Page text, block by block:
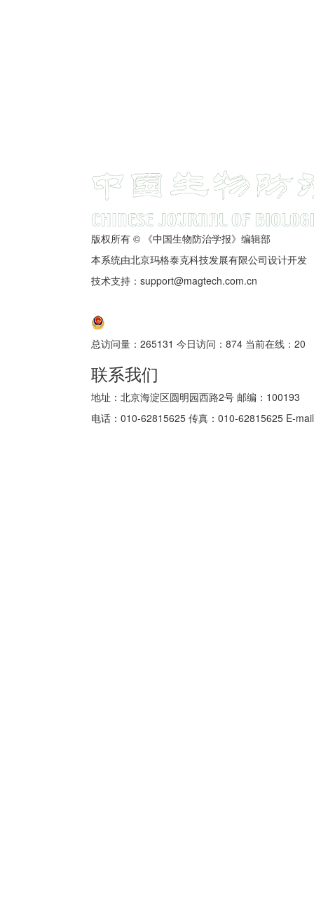
版权所有 © 《中国生物防治学报》编辑部
本系统由北京玛格泰克科技发展有限公司设计开发
技术支持：support@magtech.com.cn
总访问量： 265131 今日访问： 874 当前在线： 20
联系我们
地址：北京海淀区圆明园西路2号 邮编：100193
电话：010-62815625 传真：010-62815625 E-